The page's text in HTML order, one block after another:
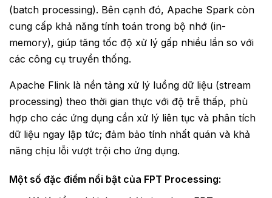
(batch processing). Bên cạnh đó, Apache Spark còn
cung cấp khả năng tính toán trong bộ nhớ (in-
memory), giúp tăng tốc độ xử lý gấp nhiều lần so với
các công cụ truyền thống.
Apache Flink là nền tảng xử lý luồng dữ liệu (stream
processing) theo thời gian thực với độ trễ thấp, phù
hợp cho các ứng dụng cần xử lý liên tục và phân tích
dữ liệu ngay lập tức; đảm bảo tính nhất quán và khả
năng chịu lỗi vượt trội cho ứng dụng.
Một số đặc điểm nổi bật của FPT Processing: